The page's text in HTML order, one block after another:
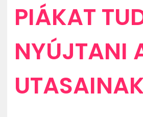
PIÁKAT
NYÚJTANI